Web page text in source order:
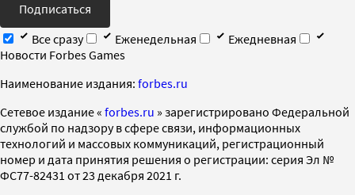
Подписаться
Все сразу
Еженедельная
Ежедневная
Новости Forbes Games
Наименование издания: forbes.ru
Cетевое издание « forbes.ru » зарегистрировано Федеральной
службой по надзору в сфере связи, информационных
технологий и массовых коммуникаций, регистрационный
номер и дата принятия решения о регистрации: серия Эл №
ФС77-82431 от 23 декабря 2021 г.